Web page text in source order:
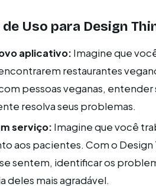
Uso para Design
aplicativo: Imagine que
restaurantes
pessoas veganas,
resolva seus problemas.
serviço: Imagine que você
aos pacientes. Com o
sentem, identificar os
deles mais agradável.